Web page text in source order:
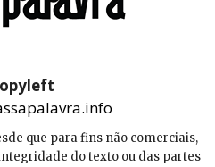
que para fins não comerciais,
do texto ou das partes